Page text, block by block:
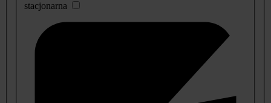
stacjonarna